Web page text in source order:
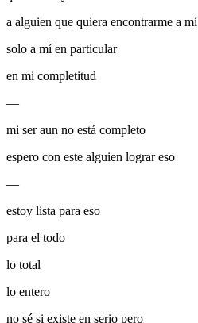
a alguien que quiera encontrarme a mí
solo a mí en particular
en mi completitud
—
mi ser aun no está completo
espero con este alguien lograr eso
—
estoy lista para eso
para el todo
lo total
lo entero
no sé si existe en serio pero